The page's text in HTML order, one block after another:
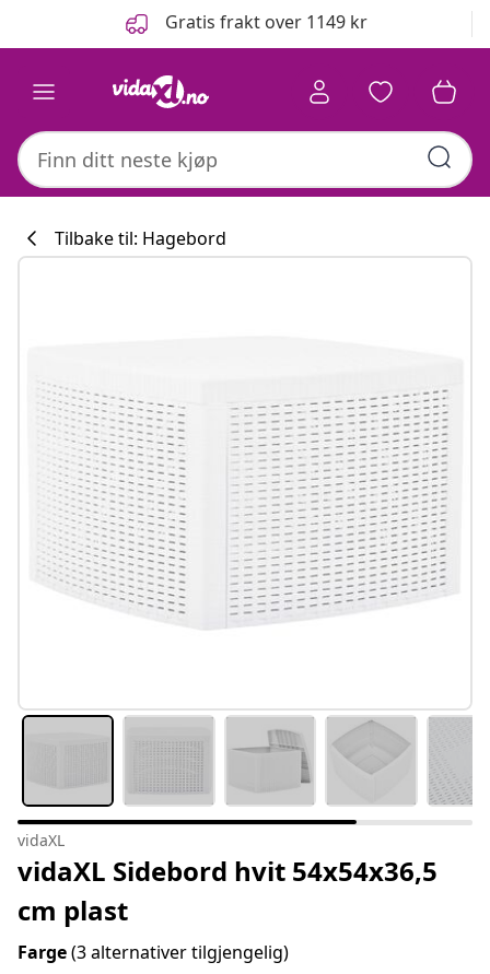
Gratis frakt over 1149 kr
Tilbake til: Hagebord
vidaXL
vidaXL Sidebord hvit 54x54x36,5
cm plast
Farge(3 alternativer tilgjengelig)